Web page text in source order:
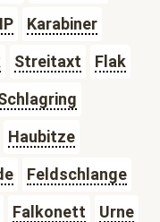
Karabiner
Streitaxt
Flak
Haubitze
Feldschlange
Falkonett
Urne